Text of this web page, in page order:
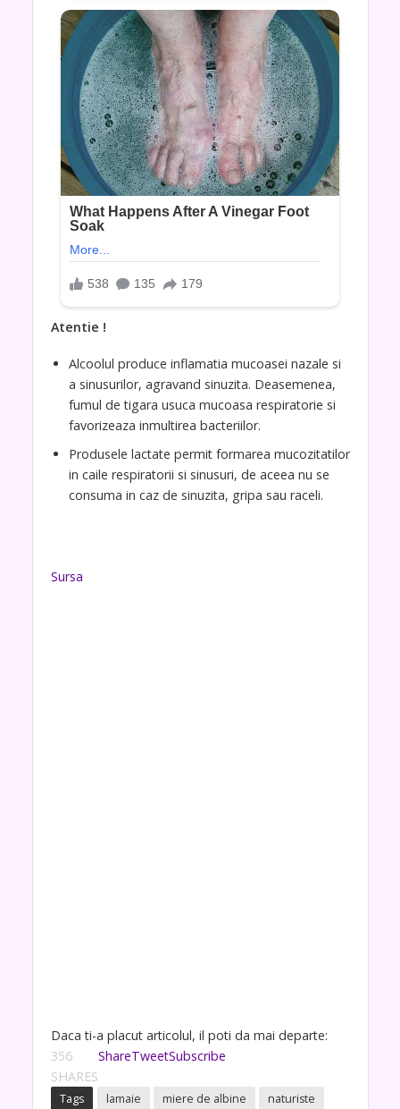
Atentie !
Alcoolul produce inflamatia mucoasei nazale si
a sinusurilor, agravand sinuzita. Deasemenea,
fumul de tigara usuca mucoasa respiratorie si
favorizeaza inmultirea bacteriilor.
Produsele lactate permit formarea mucozitatilor
in caile respiratorii si sinusuri, de aceea nu se
consuma in caz de sinuzita, gripa sau raceli.
Sursa
Daca ti-a placut articolul, il poti da mai departe:
356
SHARES
ShareTweetSubscribe
Tags lamaie miere de albine
naturiste